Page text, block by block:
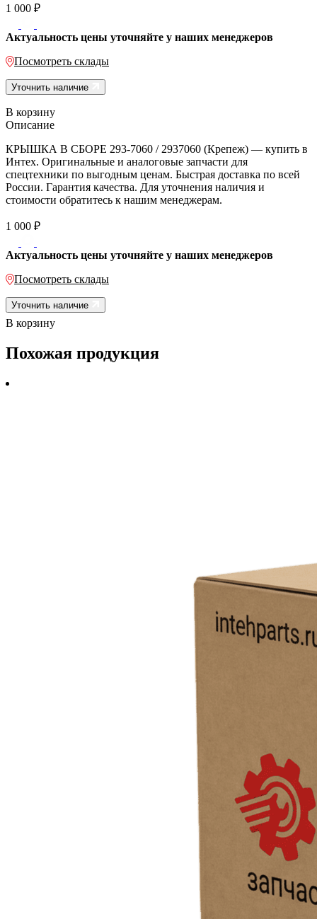
1 000 ₽
Актуальность цены уточняйте у наших менеджеров
Посмотреть склады
Уточнить наличие
В корзину
Описание
КРЫШКА В СБОРЕ 293-7060 / 2937060 (Крепеж) — купить в
Интех. Оригинальные и аналоговые запчасти для
спецтехники по выгодным ценам. Быстрая доставка по всей
России. Гарантия качества. Для уточнения наличия и
стоимости обратитесь к нашим менеджерам.
1 000 ₽
Актуальность цены уточняйте у наших менеджеров
Посмотреть склады
Уточнить наличие
В корзину
Похожая продукция